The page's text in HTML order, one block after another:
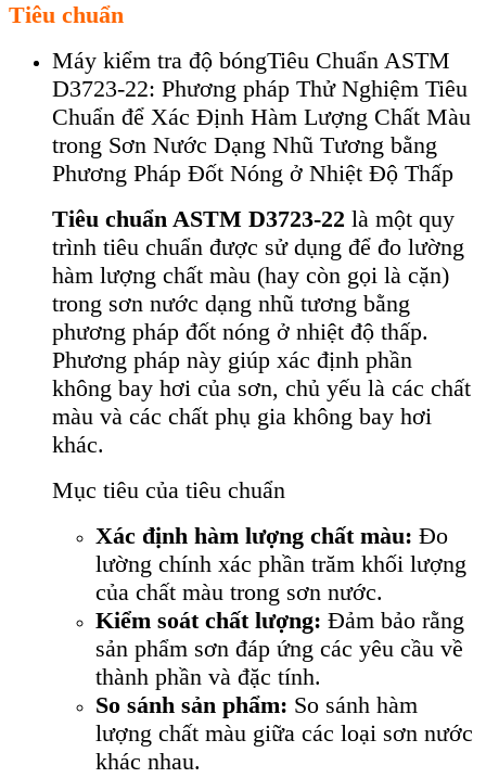
Tiêu chuẩn
Máy kiểm tra độ bóngTiêu Chuẩn ASTM
D3723-22: Phương pháp Thử Nghiệm Tiêu
Chuẩn để Xác Định Hàm Lượng Chất Màu
trong Sơn Nước Dạng Nhũ Tương bằng
Phương Pháp Đốt Nóng ở Nhiệt Độ Thấp
Tiêu chuẩn ASTM D3723-22 là một quy
trình tiêu chuẩn được sử dụng để đo lường
hàm lượng chất màu (hay còn gọi là cặn)
trong sơn nước dạng nhũ tương bằng
phương pháp đốt nóng ở nhiệt độ thấp.
Phương pháp này giúp xác định phần
không bay hơi của sơn, chủ yếu là các chất
màu và các chất phụ gia không bay hơi
khác.
Mục tiêu của tiêu chuẩn
Xác định hàm lượng chất màu: Đo
lường chính xác phần trăm khối lượng
của chất màu trong sơn nước.
Kiểm soát chất lượng: Đảm bảo rằng
sản phẩm sơn đáp ứng các yêu cầu về
thành phần và đặc tính.
So sánh sản phẩm: So sánh hàm
lượng chất màu giữa các loại sơn nước
khác nhau.